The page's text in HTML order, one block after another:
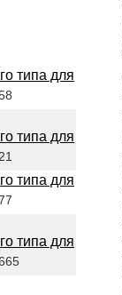
типа для
типа для
типа для
типа для